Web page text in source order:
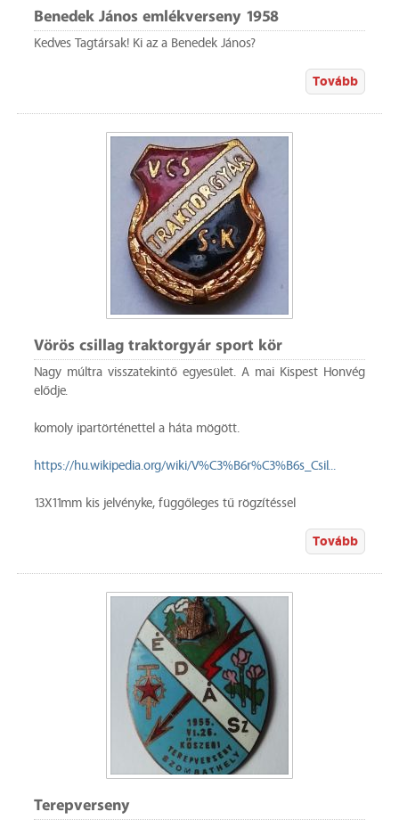
Benedek János emlékverseny 1958
Kedves Tagtársak! Ki az a Benedek János?
Tovább
Vörös csillag traktorgyár sport kör
Nagy múltra visszatekintő egyesület. A mai Kispest Honvég
elődje.
komoly ipartörténettel a háta mögött.
https://hu.wikipedia.org/wiki/V%C3%B6r%C3%B6s_Csil...
13X11mm kis jelvényke, függőleges tű rögzítéssel
Tovább
Terepverseny